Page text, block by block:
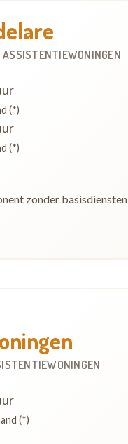
ASSISTENTIEWONINGEN
(*)
(*)
zonder basisdiensten
(*)